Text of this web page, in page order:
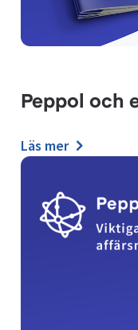
Peppol och
Läs mer